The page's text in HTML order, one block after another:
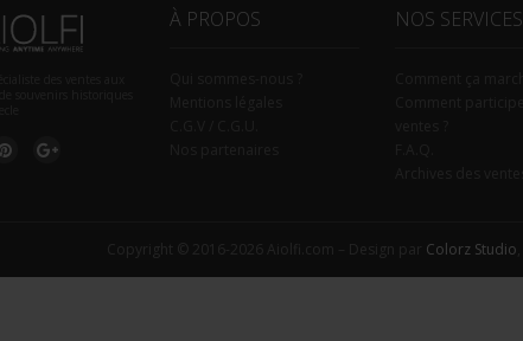
À PROPOS NOS SERVICES
Colorz Studio